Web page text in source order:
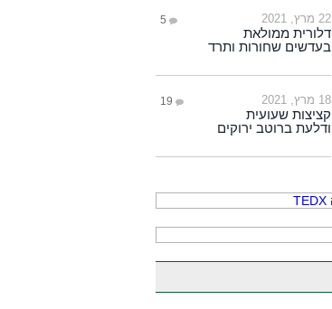
22 מרץ, 2021 5
דלורית ממולאת
בעדשים שחורות ותרד
18 מרץ, 2021 19
קציצות שעועית
ודלעת ברוטב ירוקים